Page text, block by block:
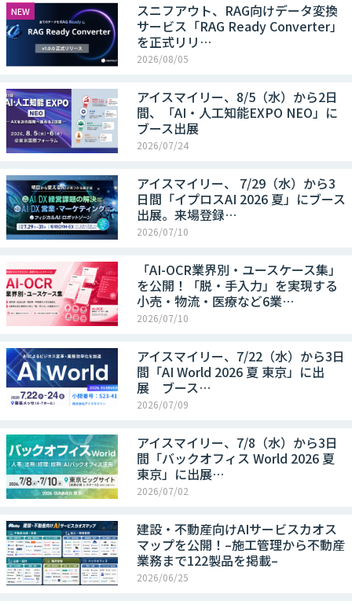
NEW
スニフアウト、RAG向けデータ変換
サービス「RAG Ready Converter」
を正式リリ…
2026/08/05
アイスマイリー、8/5（水）から2日
間、「AI・人工知能EXPO NEO」に
ブース出展
2026/07/24
アイスマイリー、 7/29（水）から3
日間「イプロスAI 2026 夏」にブース
出展。来場登録…
2026/07/10
「AI-OCR業界別・ユースケース集」
を公開！「脱・手入力」を実現する
小売・物流・医療など6業…
2026/07/10
アイスマイリー、7/22（水）から3日
間「AI World 2026 夏 東京」に出
展 ブース…
2026/07/09
アイスマイリー、7/8（水）から3日
間「バックオフィス World 2026 夏
東京」に出展…
2026/07/02
建設・不動産向けAIサービスカオス
マップを公開！–施工管理から不動産
業務まで122製品を掲載–
2026/06/25